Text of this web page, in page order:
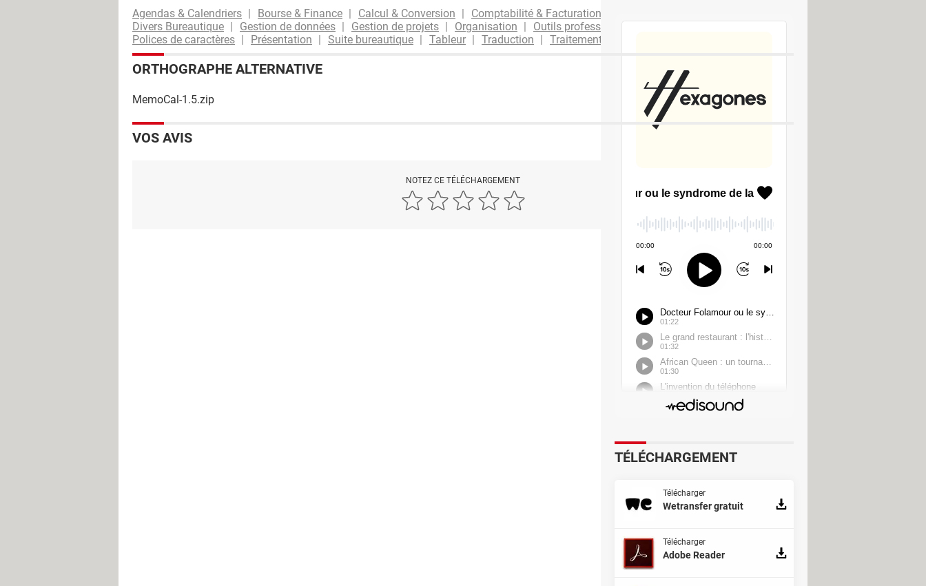
Agendas & Calendriers Bourse & Finance Calcul & Conversion Comptabilité & Facturation
Divers Bureautique
Gestion de données Gestion de projets Organisation Outils professionnels
Polices de caractères
Présentation Suite bureautique Tableur Traduction Traitement de texte
ORTHOGRAPHE ALTERNATIVE
MemoCal-1.5.zip
VOS AVIS
NOTEZ CE TÉLÉCHARGEMENT
TÉLÉCHARGEMENT
Télécharger
Wetransfer gratuit
Télécharger
Adobe Reader